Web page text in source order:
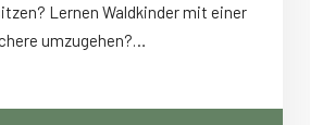
Lernen Waldkinder mit einer
umzugehen?…